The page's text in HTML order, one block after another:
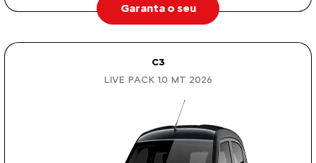
Garanta o seu
C3
LIVE PACK 1.0 MT 2026